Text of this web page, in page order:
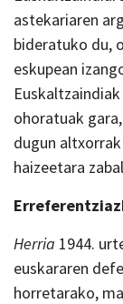
astekariaren
bideratuko du,
eskupean
ohoratuak
dugun
haizeetara
Herria 1944.
euskararen
horretarako,